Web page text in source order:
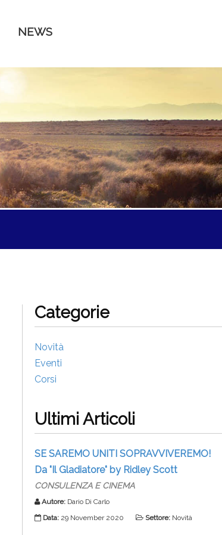
NEWS
Categorie
Novità
Eventi
Corsi
Ultimi Articoli
SE SAREMO UNITI SOPRAVVIVEREMO!
Da "Il Gladiatore" by Ridley Scott
CONSULENZA E CINEMA
Autore: Dario Di Carlo
Data: 29 November 2020 Settore: Novità